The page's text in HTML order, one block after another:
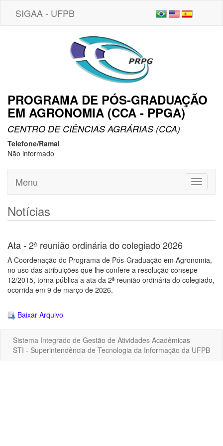
SIGAA - UFPB
PROGRAMA DE PÓS-GRADUAÇÃO
EM AGRONOMIA (CCA - PPGA)
CENTRO DE CIÊNCIAS AGRÁRIAS (CCA)
Telefone/Ramal
Não informado
Toggle
Menu
Notícias
Ata - 2ª reunião ordinária do colegiado 2026
A Coordenação do Programa de Pós-Graduação em Agronomia,
no uso das atribuições que lhe confere a resolução consepe
12/2015, torna pública a ata da 2ª reunião ordinária do colegiado,
ocorrida em 9 de março de 2026.
Baixar Arquivo
Sistema Integrado de Gestão de Atividades Acadêmicas
STI - Superintendência de Tecnologia da Informação da UFPB